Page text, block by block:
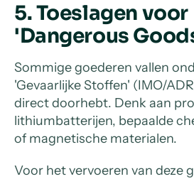
5. Toeslagen voor
'Dangerous
Sommige goederen vallen
'Gevaarlijke Stoffen' (IMO/
direct doorhebt. Denk aan
lithiumbatterijen, bepaalde
of magnetische materialen.
Voor het vervoeren van deze